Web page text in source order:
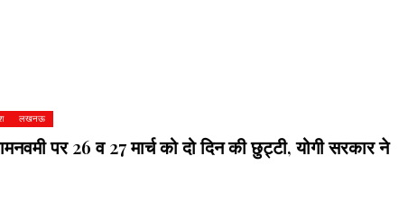
लखनऊ
पर 26 व 27 मार्च को दो दिन की छुट्टी, योगी सरकार ने